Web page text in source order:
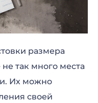
размера
так много места
Их можно
своей